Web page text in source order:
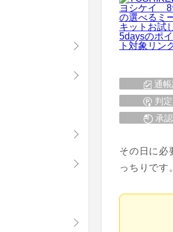
通
判
承
その日に必
っちりです